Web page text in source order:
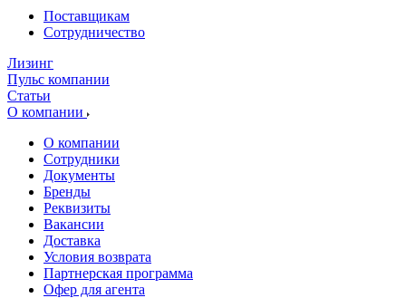
Поставщикам
Сотрудничество
Лизинг
Пульс компании
Статьи
О компании
О компании
Сотрудники
Документы
Бренды
Реквизиты
Вакансии
Доставка
Условия возврата
Партнерская программа
Офер для агента